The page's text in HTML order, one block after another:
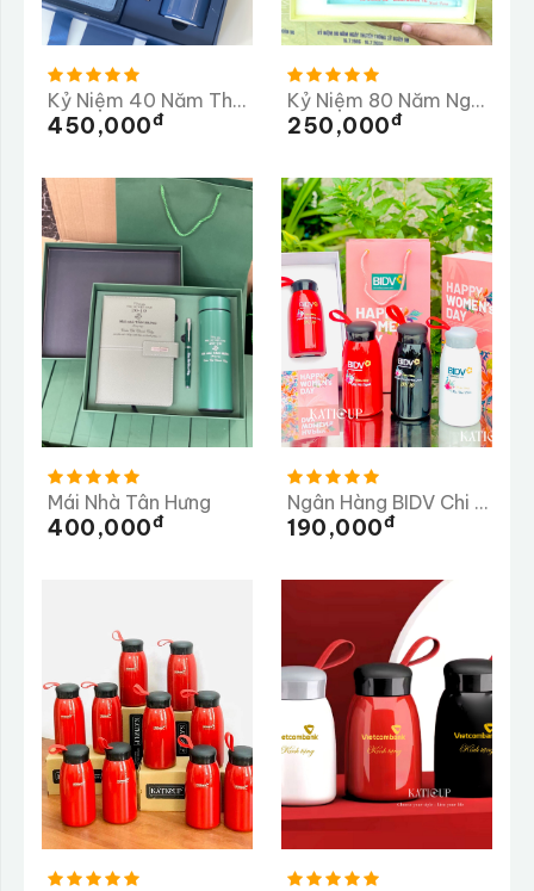
Kỷ Niệm 40 Năm Thành Lập Trường PTTH Lộc Thanh 1985-2025
450,000Đ
Kỷ Niệm 80 Năm Ngày Truyền Thống Lữ Đoàn 98
250,000Đ
Mái Nhà Tân Hưng
400,000Đ
Ngân Hàng BIDV Chi Nhánh Dung Quất
190,000Đ